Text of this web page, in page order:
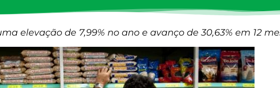
elevação de 7,99% no ano e avanço de 30,63% em 12